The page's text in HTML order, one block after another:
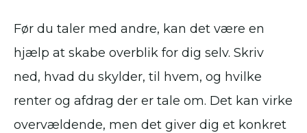
Før du taler med andre, kan det være en
hjælp at skabe overblik for dig selv. Skriv
ned, hvad du skylder, til hvem, og hvilke
renter og afdrag der er tale om. Det kan virke
overvældende, men det giver dig et konkret